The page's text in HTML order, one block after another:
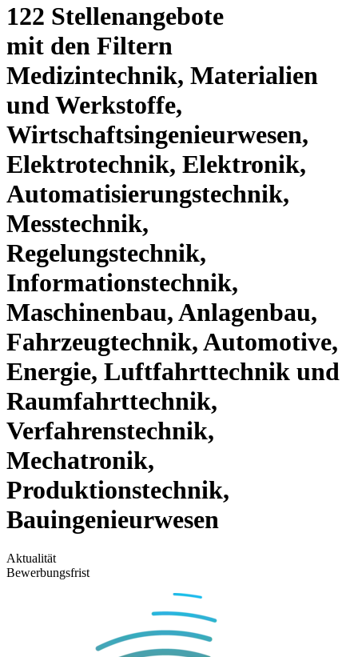
122 Stellenangebote
mit den Filtern
Medizintechnik, Materialien
und Werkstoffe,
Wirtschaftsingenieurwesen,
Elektrotechnik, Elektronik,
Automatisierungstechnik,
Messtechnik,
Regelungstechnik,
Informationstechnik,
Maschinenbau, Anlagenbau,
Fahrzeugtechnik, Automotive,
Energie, Luftfahrttechnik und
Raumfahrttechnik,
Verfahrenstechnik,
Mechatronik,
Produktionstechnik,
Bauingenieurwesen
Aktualität
Bewerbungsfrist